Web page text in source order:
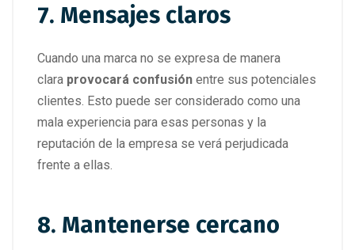
7. Mensajes claros
Cuando una marca no se expresa de manera
clara provocará confusión entre sus potenciales
clientes. Esto puede ser considerado como una
mala experiencia para esas personas y la
reputación de la empresa se verá perjudicada
frente a ellas.
8. Mantenerse cercano